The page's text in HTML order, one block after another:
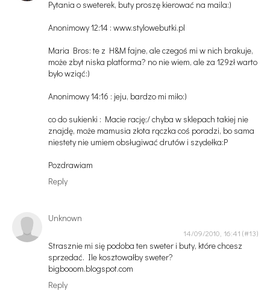
Pytania o sweterek, buty proszę kierować na maila:)
Anonimowy 12:14 : www.stylowebutki.pl
Maria Bros: te z H&M fajne, ale czegoś mi w nich brakuje,
może zbyt niska platforma? no nie wiem, ale za 129zł warto
było wziąć:)
Anonimowy 14:16 : jeju, bardzo mi miło:)
co do sukienki : Macie rację;/ chyba w sklepach takiej nie
znajdę, może mamusia złota rączka coś poradzi, bo sama
niestety nie umiem obsługiwać drutów i szydełka:P
Pozdrawiam
Reply
Unknown
14/09/2010, 16:41
Strasznie mi się podoba ten sweter i buty, które chcesz
sprzedać. Ile kosztowałby sweter?
bigbooom.blogspot.com
Reply